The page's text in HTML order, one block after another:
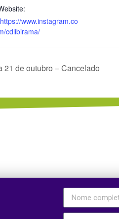
https://www.instagram.co
cdlibirama/
21 de outubro – Cancelado